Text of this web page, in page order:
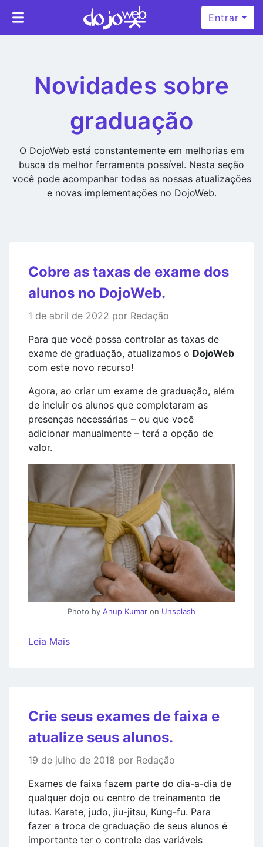
Entrar
Novidades sobre
graduação
O DojoWeb está constantemente em melhorias em
busca da melhor ferramenta possível. Nesta seção
você pode acompanhar todas as nossas atualizações
e novas implementações no DojoWeb.
Cobre as taxas de exame dos
alunos no DojoWeb.
1 de abril de 2022 por Redação
Para que você possa controlar as taxas de
exame de graduação, atualizamos o DojoWeb
com este novo recurso!
Agora, ao criar um exame de graduação, além
de incluir os alunos que completaram as
presenças necessárias – ou que você
adicionar manualmente – terá a opção de
valor.
Photo by Anup Kumar on Unsplash
Leia Mais
Crie seus exames de faixa e
atualize seus alunos.
19 de julho de 2018 por Redação
Exames de faixa fazem parte do dia-a-dia de
qualquer dojo ou centro de treinamento de
lutas. Karate, judo, jiu-jitsu, Kung-fu. Para
fazer a troca de graduação de seus alunos é
importante ter o controle das variáveis